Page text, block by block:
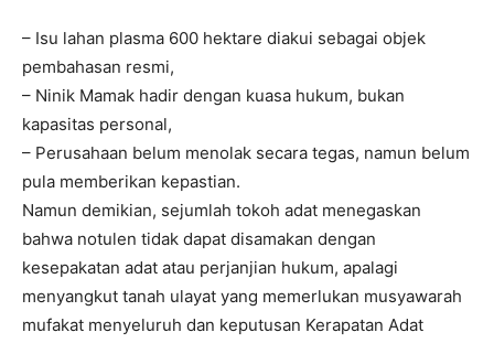
– Isu lahan plasma 600 hektare diakui sebagai objek
pembahasan resmi,
– Ninik Mamak hadir dengan kuasa hukum, bukan
kapasitas personal,
– Perusahaan belum menolak secara tegas, namun belum
pula memberikan kepastian.
Namun demikian, sejumlah tokoh adat menegaskan
bahwa notulen tidak dapat disamakan dengan
kesepakatan adat atau perjanjian hukum, apalagi
menyangkut tanah ulayat yang memerlukan musyawarah
mufakat menyeluruh dan keputusan Kerapatan Adat